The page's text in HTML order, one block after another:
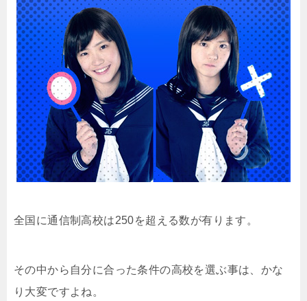
全国に通信制高校は250を超える数が有ります。
その中から自分に合った条件の高校を選ぶ事は、かな
り大変ですよね。